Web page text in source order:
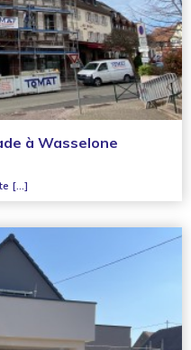
à Wasselone
[...]